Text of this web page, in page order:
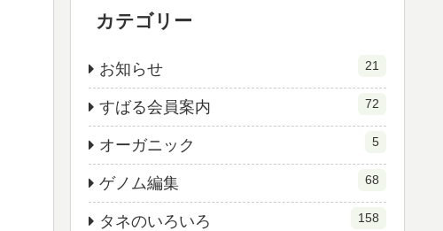
カテゴリー
お知らせ 21
すばる会員案内 72
オーガニック 5
ゲノム編集 68
タネのいろいろ 158